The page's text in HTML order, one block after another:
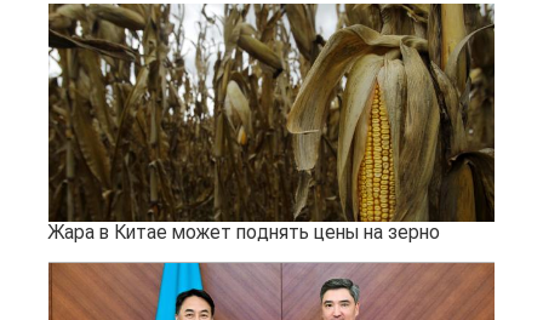
Жара в Китае может поднять цены на зерно